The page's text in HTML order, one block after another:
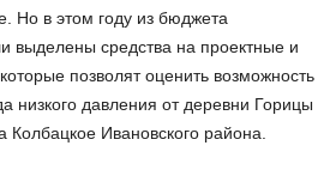
Но в этом году из бюджета
выделены средства на проектные и
позволят оценить возможность
низкого давления от деревни Горицы
Колбацкое Ивановского района.